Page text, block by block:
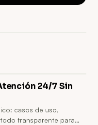
24/7 Sin
casos de uso,
transparente para